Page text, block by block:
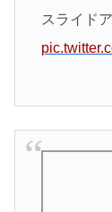
スライド